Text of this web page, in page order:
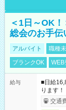
＜1日～OK
総会のお手伝
アルバイト 職種
ブランクOK
WEB
給与
■日給
ります！
交通